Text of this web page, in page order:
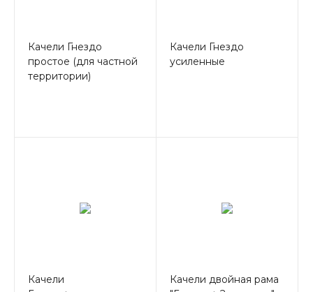
Качели Гнездо
простое (для частной
территории)
Качели Гнездо
усиленные
Качели
Качели двойная рама